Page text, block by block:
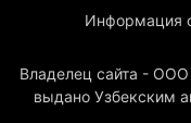
Информация
Владелец сайта -
выдано Узбекским